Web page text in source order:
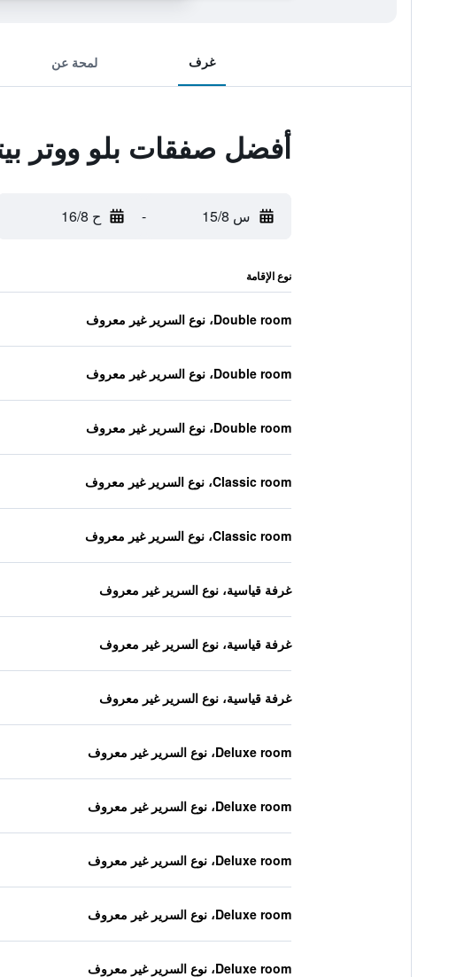
غرف لمحة عن
أفضل صفقات بلو ووتر
س 15/8 - ح 16/8
نوع الإقامة
Double room، نوع السرير غير معروف
Double room، نوع السرير غير معروف
Double room، نوع السرير غير معروف
Classic room، نوع السرير غير معروف
Classic room، نوع السرير غير معروف
غرفة قياسية، نوع السرير غير معروف
غرفة قياسية، نوع السرير غير معروف
غرفة قياسية، نوع السرير غير معروف
Deluxe room، نوع السرير غير معروف
Deluxe room، نوع السرير غير معروف
Deluxe room، نوع السرير غير معروف
Deluxe room، نوع السرير غير معروف
Deluxe room، نوع السرير غير معروف